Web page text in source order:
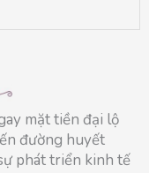
mặt tiền đại lộ
đường huyết
phát triển kinh tế